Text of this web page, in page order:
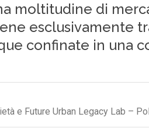
moltitudine di
esclusivamente
confinate in una
e Future Urban Legacy Lab –